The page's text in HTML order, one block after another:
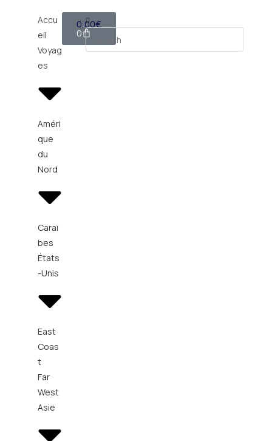
Accu
eil
Voyag
es
Améri
que
du
Nord
Caraï
bes
États
-Unis
East
Coas
t
Far
West
Asie
0,00€
0